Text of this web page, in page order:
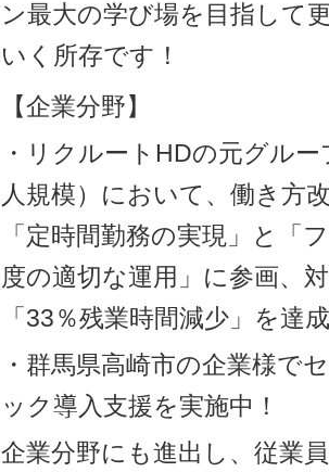
ン最大の学び場を目指して
いく所存です！
【企業分野】
・リクルートHDの元グル
人規模）において、働き方
「定時間勤務の実現」と「
度の適切な運用」に参画、
「33％残業時間減少」を達
・群馬県高崎市の企業様で
ック導入支援を実施中！
企業分野にも進出し、従業